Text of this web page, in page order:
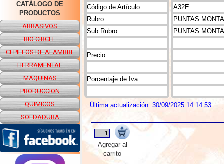
CATÁLOGO DE
PRODUCTOS
ABRASIVOS
BIO CIRCLE
CEPILLOS DE ALAMBRE
HERRAMENTAL
MAQUINAS
PRODUCCION
QUIMICOS
SOLDADURA
Código de Artículo:
Rubro:
Sub Rubro:
Precio:
Porcentaje de Iva:
A32E
PUNTAS
PUNTAS
Última actualización: 30/09/2025 14:14:53
Agregar al
carrito